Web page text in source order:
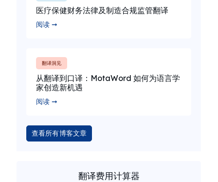
医疗保健财务法律及制造合规监管翻译
阅读 ➞
翻译洞见
从翻译到口译：MotaWord 如何为语言学
家创造新机遇
阅读 ➞
查看所有博客文章
翻译费用计算器